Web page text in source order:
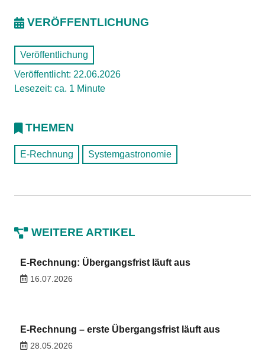
VERÖFFENTLICHUNG
Veröffentlichung
Veröffentlicht: 22.06.2026
Lesezeit: ca. 1 Minute
THEMEN
E-Rechnung Systemgastronomie
WEITERE ARTIKEL
E-Rechnung: Übergangsfrist läuft aus
16.07.2026
E-Rechnung – erste Übergangsfrist läuft aus
28.05.2026